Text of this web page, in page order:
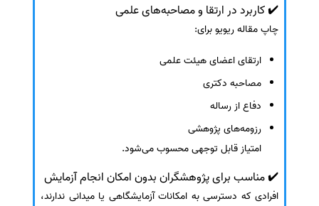
✔️ کاربرد در ارتقا و مصاحبه‌های علمی
چاپ مقاله ریویو برای:
ارتقای اعضای هیئت علمی
مصاحبه دکتری
دفاع از رساله
رزومه‌های پژوهشی
امتیاز قابل توجهی محسوب می‌شود.
✔️ مناسب برای پژوهشگران بدون امکان انجام آزمایش
افرادی که دسترسی به امکانات آزمایشگاهی یا میدانی ندارند،